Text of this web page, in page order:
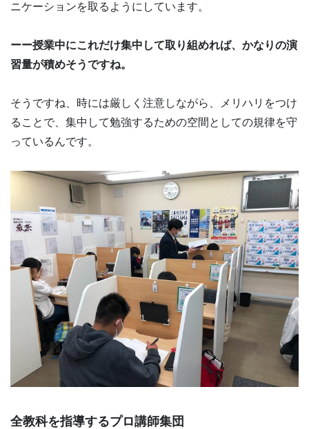
ニケーションを取るようにしています。
ーー授業中にこれだけ集中して取り組めれば、かなりの演
習量が積めそうですね。
そうですね、時には厳しく注意しながら、メリハリをつけ
ることで、集中して勉強するための空間としての規律を守
っているんです。
全教科を指導するプロ講師集団